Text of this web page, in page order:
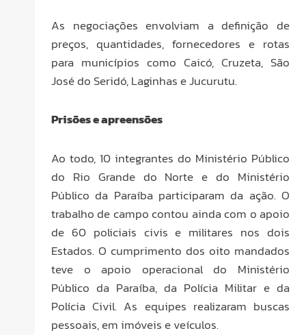
As negociações envolviam a definição de
preços, quantidades, fornecedores e rotas
para municípios como Caicó, Cruzeta, São
José do Seridó, Laginhas e Jucurutu.
Prisões e apreensões
Ao todo, 10 integrantes do Ministério Público
do Rio Grande do Norte e do Ministério
Público da Paraíba participaram da ação. O
trabalho de campo contou ainda com o apoio
de 60 policiais civis e militares nos dois
Estados. O cumprimento dos oito mandados
teve o apoio operacional do Ministério
Público da Paraíba, da Polícia Militar e da
Polícia Civil. As equipes realizaram buscas
pessoais, em imóveis e veículos.